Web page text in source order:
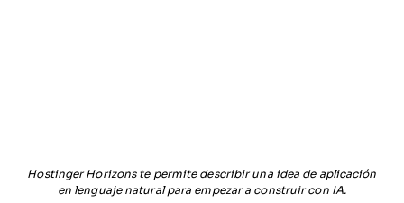
Hostinger Horizons te permite describir una idea de aplicación
en lenguaje natural para empezar a construir con IA.